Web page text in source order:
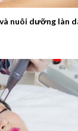
nuôi dưỡng làn